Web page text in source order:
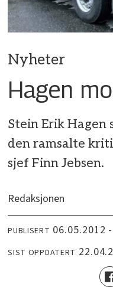
Nyheter
Hagen
Stein Erik
den ramsalte
sjef Finn Jebsen.
Redaksjonen
PUBLISERT 06.05.2012
SIST OPPDATERT